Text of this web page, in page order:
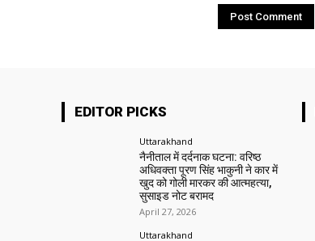
EDITOR PICKS
Uttarakhand
नैनीताल में दर्दनाक घटना: वरिष्ठ
अधिवक्ता पूरण सिंह भाकुनी ने कार में
खुद को गोली मारकर की आत्महत्या,
सुसाइड नोट बरामद
April 27, 2026
Uttarakhand